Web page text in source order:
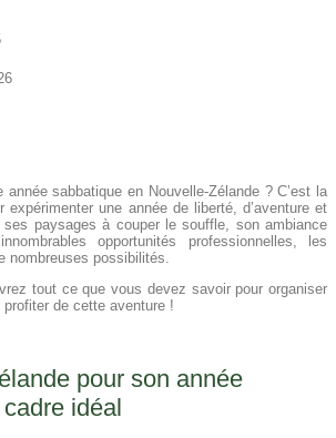
sabbatique en Nouvelle-Zélande ? C’est la
expérimenter une année de liberté, d’aventure et
paysages à couper le souffle, son ambiance
opportunités professionnelles, les
nombreuses possibilités.
tout ce que vous devez savoir pour organiser
de cette aventure !
pour son année
idéal